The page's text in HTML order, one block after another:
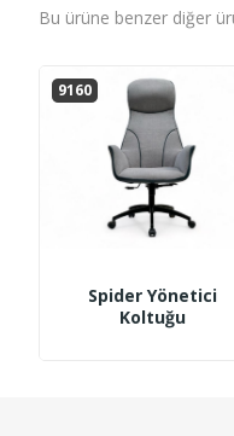
Bu ürüne benzer diğer
9160
Spider Yönetici
Koltuğu